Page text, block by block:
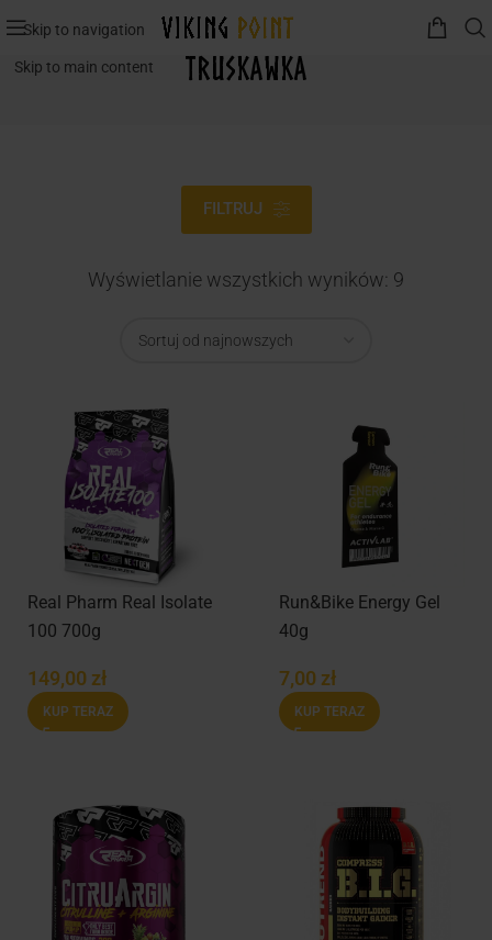
Skip to navigation
Skip to main content Truskawka
FILTRUJ
Wyświetlanie wszystkich wyników: 9
Real Pharm Real Isolate
100 700g
149,00 zł
KUP TERAZ
Run&Bike Energy Gel
40g
7,00 zł
KUP TERAZ